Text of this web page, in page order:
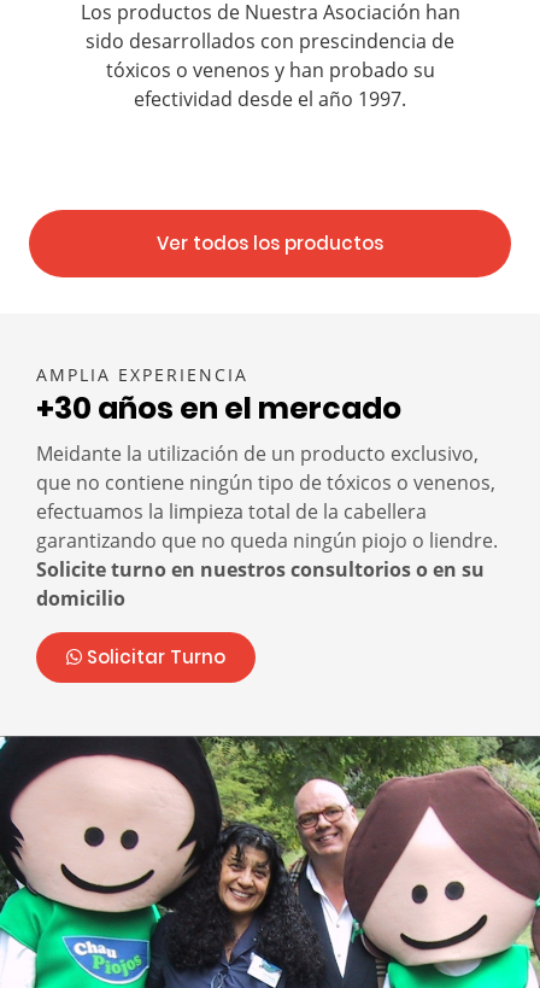
Los productos de Nuestra Asociación han
sido desarrollados con prescindencia de
tóxicos o venenos y han probado su
efectividad desde el año 1997.
Ver todos los productos
AMPLIA EXPERIENCIA
+30 años en el mercado
Meidante la utilización de un producto exclusivo,
que no contiene ningún tipo de tóxicos o venenos,
efectuamos la limpieza total de la cabellera
garantizando que no queda ningún piojo o liendre.
Solicite turno en nuestros consultorios o en su
domicilio
Solicitar Turno